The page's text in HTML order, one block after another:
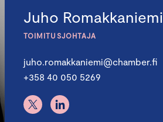
Juho Romakkaniemi
TOIMITUSJOHTAJA
juho.romakkaniemi@chamber.fi
+358 40 050 5269